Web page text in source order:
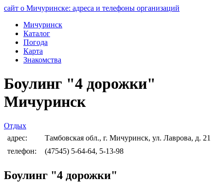
сайт о Мичуринске: адреса и телефоны организаций
Мичуринск
Каталог
Погода
Карта
Знакомства
Боулинг "4 дорожки"
Мичуринск
Отдых
адрес:
Тамбовская обл., г. Мичуринск, ул. Лаврова, д. 21
телефон:
(47545) 5-64-64, 5-13-98
Боулинг "4 дорожки"